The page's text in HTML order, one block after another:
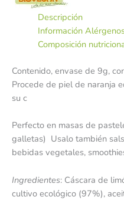
Descripción
Información
Composición
Contenido, envase de 9g,
Procede de piel de naranja
su c
Perfecto en masas de
galletas) Usalo también
bebidas vegetales,
Ingredientes: Cáscara de
cultivo ecológico (97%),